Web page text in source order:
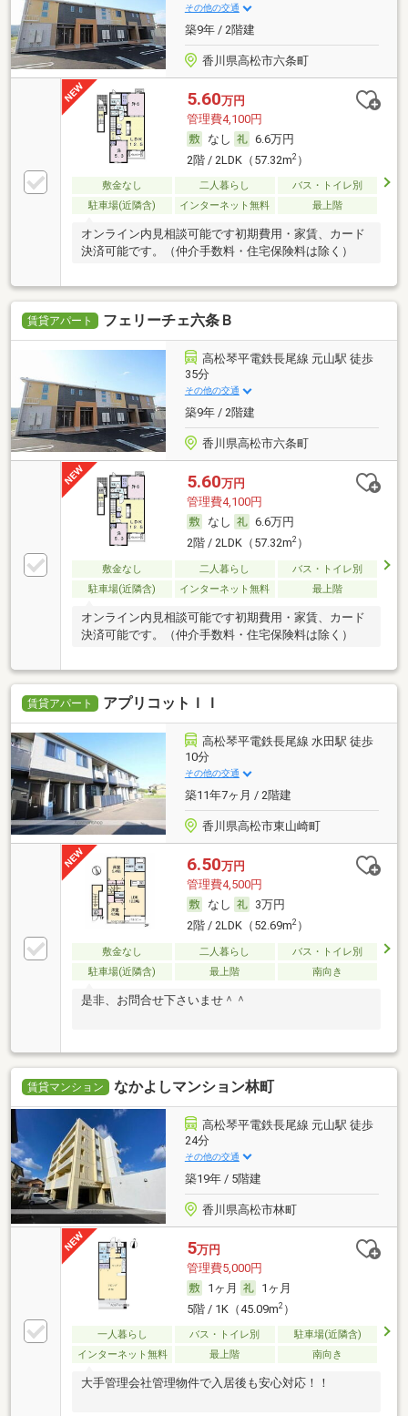
その他の交通
築9年 / 2階建
香川県高松市六条町
5.60万円
管理費4,100円
なし
6.6万円
2階 / 2LDK（57.32m2）
敷金なし 二人暮らし
バス・トイレ別
駐車場(近隣含)
インターネット無料 最上階
オンライン内見相談可能です初期費用・家賃、カード
決済可能です。（仲介手数料・住宅保険料は除く）
賃貸アパート フェリーチェ六条Ｂ
高松琴平電鉄長尾線 元山駅 徒歩
35分
その他の交通
築9年 / 2階建
香川県高松市六条町
5.60万円
管理費4,100円
なし
6.6万円
2階 / 2LDK（57.32m2）
敷金なし 二人暮らし
バス・トイレ別
駐車場(近隣含)
インターネット無料 最上階
オンライン内見相談可能です初期費用・家賃、カード
決済可能です。（仲介手数料・住宅保険料は除く）
賃貸アパート アプリコットＩＩ
高松琴平電鉄長尾線 水田駅 徒歩
10分
その他の交通
築11年7ヶ月 / 2階建
香川県高松市東山崎町
6.50万円
管理費4,500円
なし
3万円
2階 / 2LDK（52.69m2）
敷金なし 二人暮らし
バス・トイレ別
駐車場(近隣含)
最上階 南向き
是非、お問合せ下さいませ＾＾
賃貸マンション なかよしマンション林町
高松琴平電鉄長尾線 元山駅 徒歩
24分
その他の交通
築19年 / 5階建
香川県高松市林町
5万円
管理費5,000円
1ヶ月
1ヶ月
5階 / 1K（45.09m2）
一人暮らし バス・トイレ別
駐車場(近隣含)
インターネット無料
最上階 南向き
大手管理会社管理物件で入居後も安心対応！！